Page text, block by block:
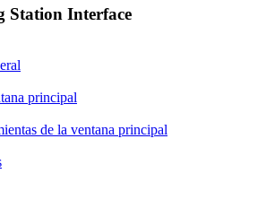
Station Interface
principal
de la ventana principal